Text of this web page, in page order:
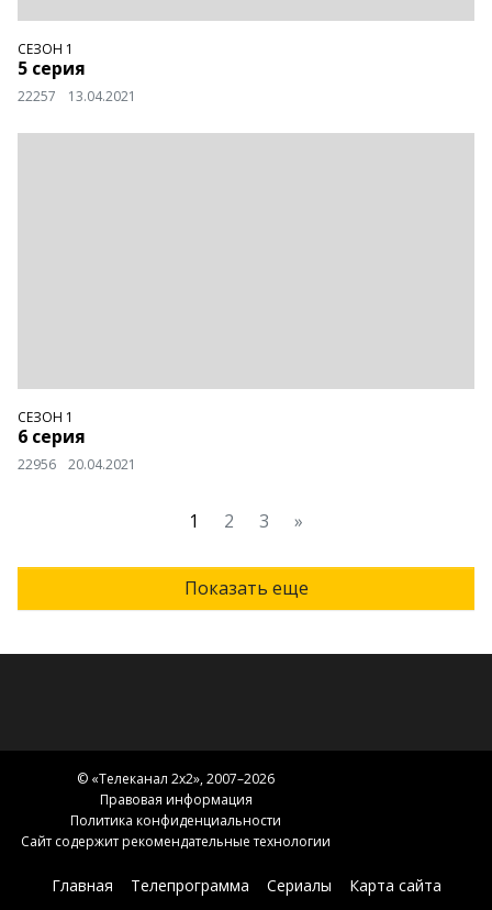
СЕЗОН 1
5 серия
22257 13.04.2021
СЕЗОН 1
6 серия
22956 20.04.2021
1 2 3 »
Показать еще
© «Телеканал 2x2», 2007–2026
Правовая информация
Политика конфиденциальности
Сайт содержит рекомендательные технологии
Главная Телепрограмма Сериалы
Карта сайта